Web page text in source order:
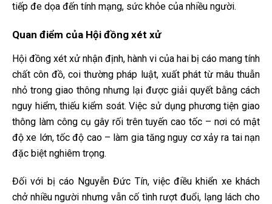
tiếp đe dọa đến tính mạng, sức khỏe của nhiều người.
Quan điểm của Hội đồng xét xử
Hội đồng xét xử nhận định, hành vi của hai bị cáo mang tính
chất côn đồ, coi thường pháp luật, xuất phát từ mâu thuẫn
nhỏ trong giao thông nhưng lại được giải quyết bằng cách
nguy hiểm, thiếu kiểm soát. Việc sử dụng phương tiện giao
thông làm công cụ gây rối trên tuyến cao tốc – nơi có mật
độ xe lớn, tốc độ cao – làm gia tăng nguy cơ xảy ra tai nạn
đặc biệt nghiêm trọng.
Đối với bị cáo Nguyễn Đức Tín, việc điều khiển xe khách
chở nhiều người nhưng vẫn cố tình rượt đuổi, lạng lách cho